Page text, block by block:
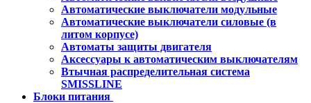
Автоматические выключатели модульные
Автоматические выключатели силовые (в
литом корпусе)
Автоматы защиты двигателя
Аксессуары к автоматическим выключателям
Втычная распределительная система
SMISSLINE
Блоки питания